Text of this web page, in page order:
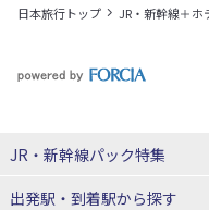
日本旅行トップ JR・新幹線＋ホ
JR・新幹線パック特集
JR・新幹線＋ホテルパック
出発駅・到着駅から探す